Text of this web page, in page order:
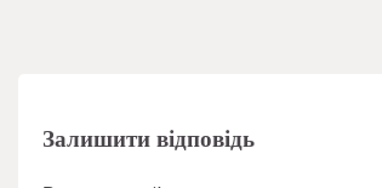
Залишити відповідь